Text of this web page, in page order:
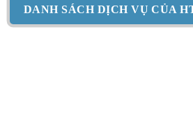
DANH SÁCH DỊCH VỤ CỦA